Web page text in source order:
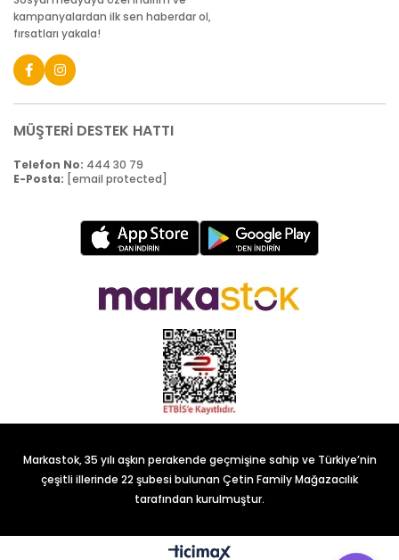
kampanyalardan ilk sen haberdar ol,
fırsatları yakala!
MÜŞTERİ DESTEK HATTI
Telefon No: 444 30 79
E-Posta: [email protected]
Markastok, 35 yılı aşkın perakende geçmişine sahip ve Türkiye’nin
çeşitli illerinde 22 şubesi bulunan Çetin Family Mağazacılık
tarafından kurulmuştur.